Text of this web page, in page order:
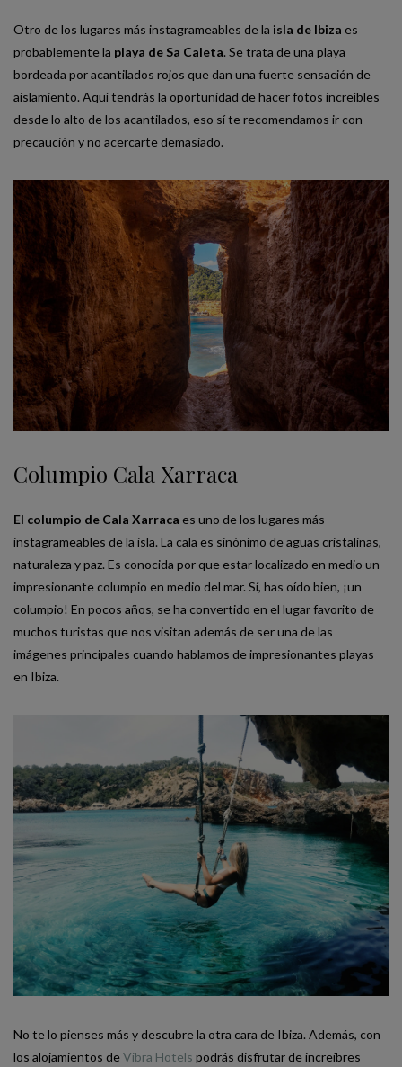
Otro de los lugares más instagrameables de la isla de Ibiza es
probablemente la playa de Sa Caleta. Se trata de una playa
bordeada por acantilados rojos que dan una fuerte sensación de
aislamiento. Aquí tendrás la oportunidad de hacer fotos increíbles
desde lo alto de los acantilados, eso sí te recomendamos ir con
precaución y no acercarte demasiado.
Columpio Cala Xarraca
El columpio de Cala Xarraca es uno de los lugares más
instagrameables de la isla. La cala es sinónimo de aguas cristalinas,
naturaleza y paz. Es conocida por que estar localizado en medio un
impresionante columpio en medio del mar. Sí, has oído bien, ¡un
columpio! En pocos años, se ha convertido en el lugar favorito de
muchos turistas que nos visitan además de ser una de las
imágenes principales cuando hablamos de impresionantes playas
en Ibiza.
No te lo pienses más y descubre la otra cara de Ibiza. Además, con
los alojamientos deVibra Hotels podrás disfrutar de increíbres